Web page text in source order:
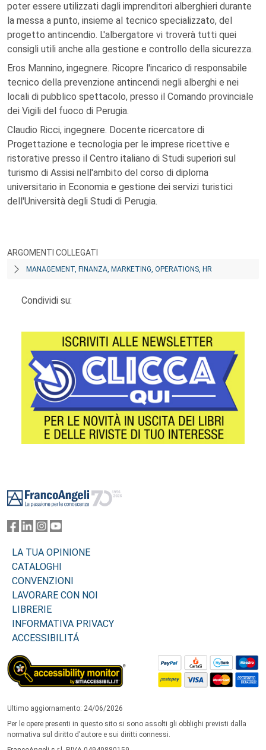
poter essere utilizzati dagli imprenditori alberghieri durante
la messa a punto, insieme al tecnico specializzato, del
progetto antincendio. L'albergatore vi troverà tutti quei
consigli utili anche alla gestione e controllo della sicurezza.
Eros Mannino, ingegnere. Ricopre l'incarico di responsabile
tecnico della prevenzione antincendi negli alberghi e nei
locali di pubblico spettacolo, presso il Comando provinciale
dei Vigili del fuoco di Perugia.
Claudio Ricci, ingegnere. Docente ricercatore di
Progettazione e tecnologia per le imprese ricettive e
ristorative presso il Centro italiano di Studi superiori sul
turismo di Assisi nell'ambito del corso di diploma
universitario in Economia e gestione dei servizi turistici
dell'Università degli Studi di Perugia.
ARGOMENTI COLLEGATI
MANAGEMENT, FINANZA, MARKETING, OPERATIONS, HR
Condividi su:
LA TUA OPINIONE
CATALOGHI
CONVENZIONI
LAVORARE CON NOI
LIBRERIE
INFORMATIVA PRIVACY
ACCESSIBILITÁ
Ultimo aggiornamento: 24/06/2026
Per le opere presenti in questo sito si sono assolti gli obblighi previsti dalla
normativa sul diritto d'autore e sui diritti connessi.